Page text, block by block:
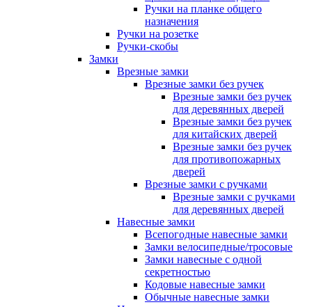
Ручки на планке общего
назначения
Ручки на розетке
Ручки-скобы
Замки
Врезные замки
Врезные замки без ручек
Врезные замки без ручек
для деревянных дверей
Врезные замки без ручек
для китайских дверей
Врезные замки без ручек
для противопожарных
дверей
Врезные замки с ручками
Врезные замки с ручками
для деревянных дверей
Навесные замки
Всепогодные навесные замки
Замки велосипедные/тросовые
Замки навесные с одной
секретностью
Кодовые навесные замки
Обычные навесные замки